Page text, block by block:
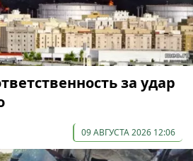
за удар
09 АВГУСТА 2026 12:06